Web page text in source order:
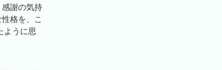
謝の気持
格を、こ
ように思